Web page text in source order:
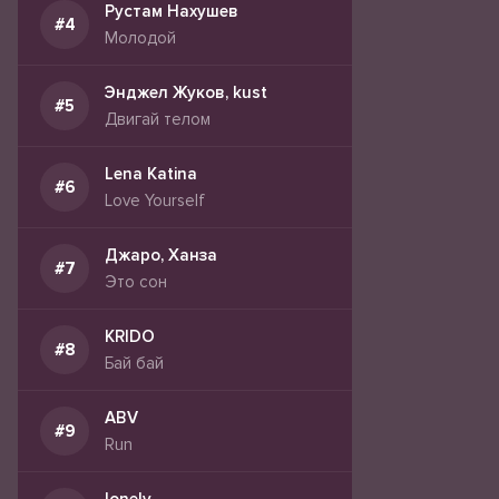
Рустам Нахушев
Молодой
Энджел Жуков, kust
Двигай телом
Lena Katina
Love Yourself
Джаро, Ханза
Это сон
KRIDO
Бай бай
ABV
Run